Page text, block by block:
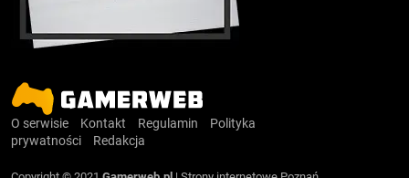
O serwisie Kontakt Regulamin
Polityka
prywatności
Redakcja